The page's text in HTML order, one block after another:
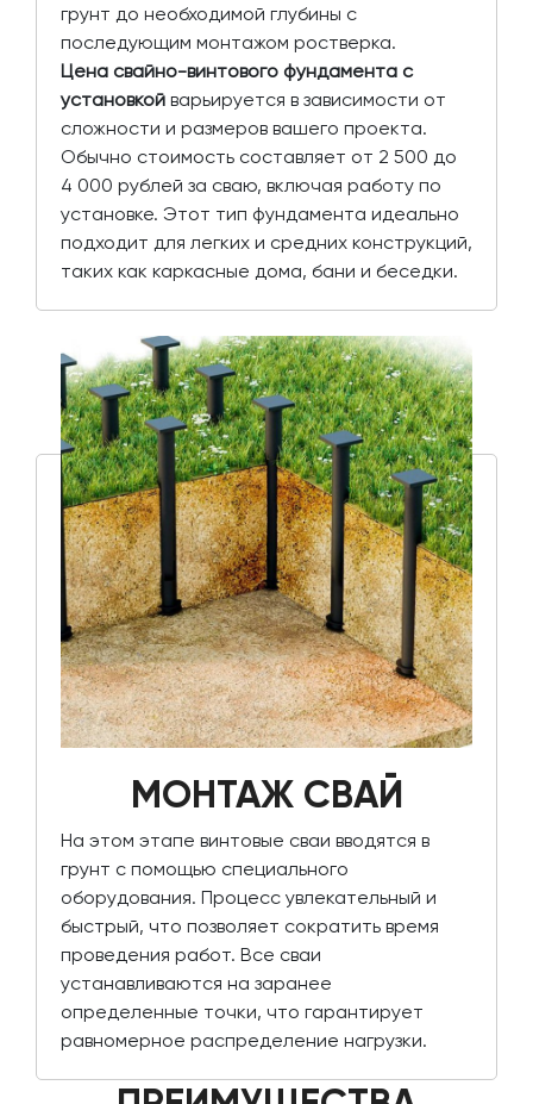
грунт до необходимой глубины с
последующим монтажом ростверка.
Цена свайно-винтового фундамента с
установкой варьируется в зависимости от
сложности и размеров вашего проекта.
Обычно стоимость составляет от 2 500 до
4 000 рублей за сваю, включая работу по
установке. Этот тип фундамента идеально
подходит для легких и средних конструкций,
таких как каркасные дома, бани и беседки.
МОНТАЖ СВАЙ
На этом этапе винтовые сваи вводятся в
грунт с помощью специального
оборудования. Процесс увлекательный и
быстрый, что позволяет сократить время
проведения работ. Все сваи
устанавливаются на заранее
определенные точки, что гарантирует
равномерное распределение нагрузки.